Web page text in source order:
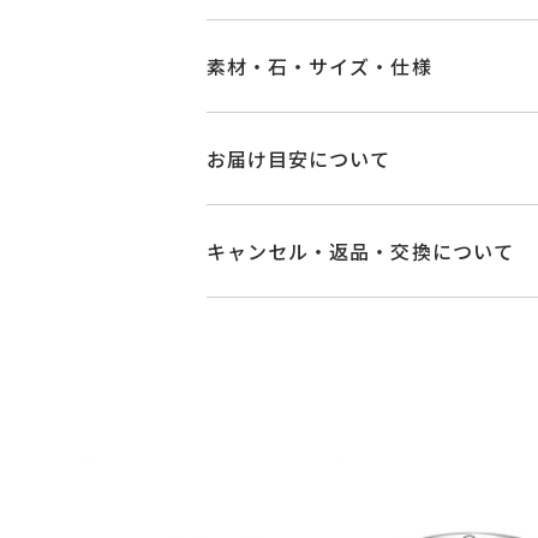
素材・石・サイズ・仕様
素材 Pt950
お届け目安について
詳しくはこちら
キャンセル・返品・交換について